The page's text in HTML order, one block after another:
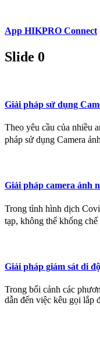
App HIKPRO Connect
Slide 0
Giải pháp sử dụng
Theo yêu cầu của nhiều
pháp sử dụng Camera
Giải pháp camera ảnh
Trong tình hình dịch
tạp, không thể khống
Giải pháp giám sát di
Trong bối cảnh các
dẫn đến việc kêu gọi lắp